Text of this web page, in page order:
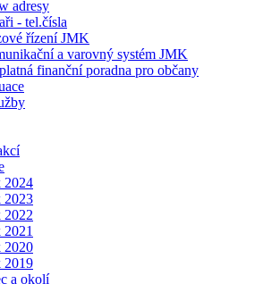
adresy
- tel.čísla
řízení JMK
a varovný systém JMK
finanční poradna pro občany
2024
2023
2022
2020
2019
a okolí